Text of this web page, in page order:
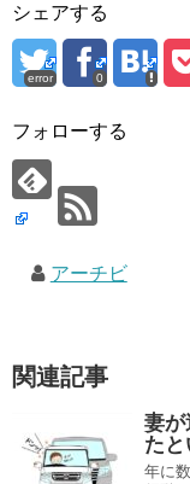
シェアする
error 0
フォローする
アーチビ
関連記事
妻が
た
年に